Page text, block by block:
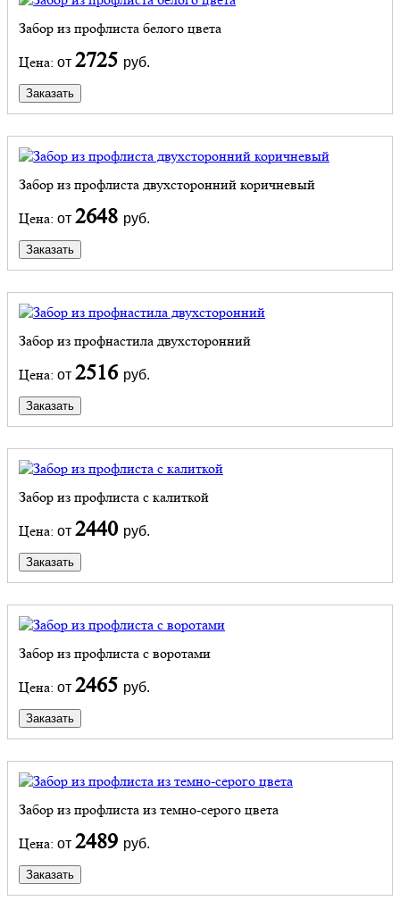
Забор из профлиста белого цвета
Цена: от 2725 руб.
Заказать
Забор из профлиста двухсторонний коричневый
Цена: от 2648 руб.
Заказать
Забор из профнастила двухсторонний
Цена: от 2516 руб.
Заказать
Забор из профлиста с калиткой
Цена: от 2440 руб.
Заказать
Забор из профлиста с воротами
Цена: от 2465 руб.
Заказать
Забор из профлиста из темно-серого цвета
Цена: от 2489 руб.
Заказать